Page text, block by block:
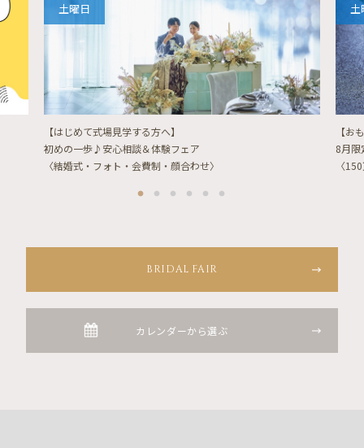
土曜日
【はじめて式場見学する方へ】
初めの一歩♪安心相談＆体験フェア
〈結婚式・フォト・会費制・顔合わせ〉
土
【お
8月限
〈
BRIDAL FAIR
カレンダーから選ぶ